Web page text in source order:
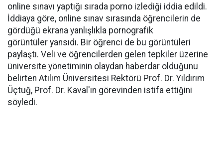
online sınavı yaptığı sırada porno izlediği iddia edildi.
İddiaya göre, online sınav sırasında öğrencilerin de
gördüğü ekrana yanlışlıkla pornografik
görüntüler yansıdı. Bir öğrenci de bu görüntüleri
paylaştı. Veli ve öğrencilerden gelen tepkiler üzerine
üniversite yönetiminin olaydan haberdar olduğunu
belirten Atılım Üniversitesi Rektörü Prof. Dr. Yıldırım
Üçtuğ, Prof. Dr. Kaval'ın görevinden istifa ettiğini
söyledi.